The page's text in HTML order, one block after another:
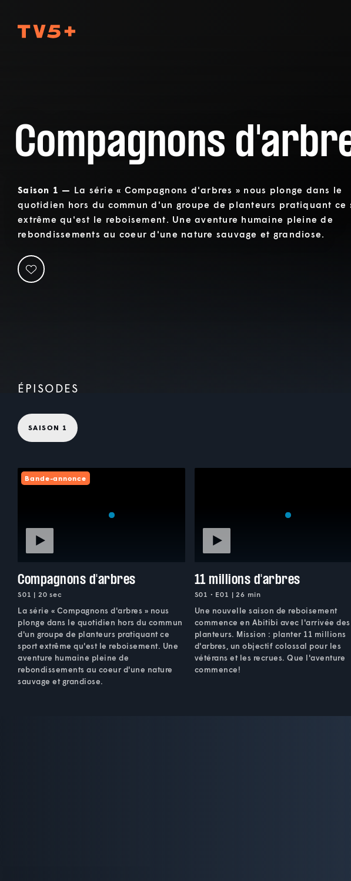
Compagnons
Saison 1 — La série « Compagnons d'arbres » nous plonge dans le
quotidien hors du commun d'un groupe de planteurs pratiquant ce
extrême qu'est le reboisement. Une aventure humaine pleine de
rebondissements au coeur d'une nature sauvage et grandiose.
ÉPISODES
SAISON 1
Bande-annonce
Compagnons d'arbres
S01 | 20 sec
La série « Compagnons d'arbres » nous
plonge dans le quotidien hors du commun
d'un groupe de planteurs pratiquant ce
sport extrême qu'est le reboisement. Une
aventure humaine pleine de
rebondissements au coeur d'une nature
sauvage et grandiose.
11 millions d'arbres
S01 • E01 | 26 min
Une nouvelle saison de reboisement
commence en Abitibi avec l'arrivée des
planteurs. Mission : planter 11 millions
d'arbres, un objectif colossal pour les
vétérans et les recrues. Que l'aventure
commence!